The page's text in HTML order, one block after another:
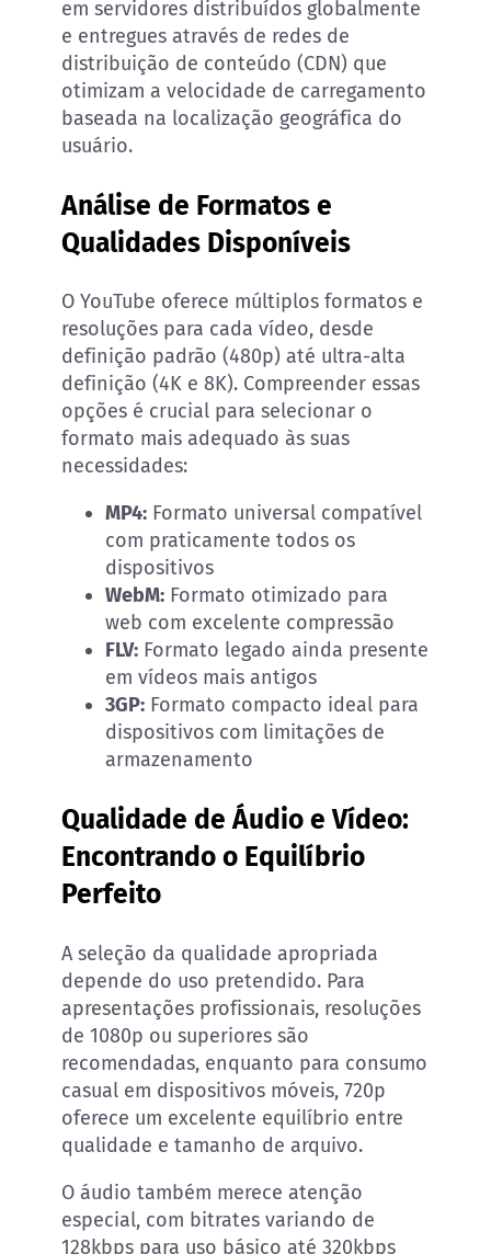
em servidores distribuídos globalmente
e entregues através de redes de
distribuição de conteúdo (CDN) que
otimizam a velocidade de carregamento
baseada na localização geográfica do
usuário.
Análise de Formatos e
Qualidades Disponíveis
O YouTube oferece múltiplos formatos e
resoluções para cada vídeo, desde
definição padrão (480p) até ultra-alta
definição (4K e 8K). Compreender essas
opções é crucial para selecionar o
formato mais adequado às suas
necessidades:
MP4: Formato universal compatível
com praticamente todos os
dispositivos
WebM: Formato otimizado para
web com excelente compressão
FLV: Formato legado ainda presente
em vídeos mais antigos
3GP: Formato compacto ideal para
dispositivos com limitações de
armazenamento
Qualidade de Áudio e Vídeo:
Encontrando o Equilíbrio
Perfeito
A seleção da qualidade apropriada
depende do uso pretendido. Para
apresentações profissionais, resoluções
de 1080p ou superiores são
recomendadas, enquanto para consumo
casual em dispositivos móveis, 720p
oferece um excelente equilíbrio entre
qualidade e tamanho de arquivo.
O áudio também merece atenção
especial, com bitrates variando de
128kbps para uso básico até 320kbps